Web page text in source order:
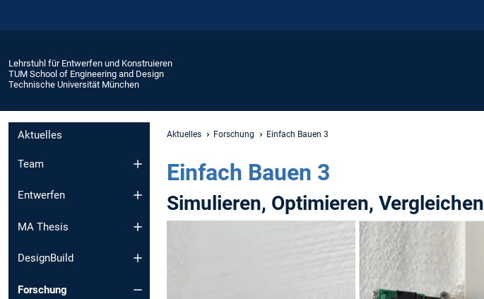
Lehrstuhl für Entwerfen und Konstruieren
TUM School of Engineering and Design
Technische Universität München
Aktuelles
Team
Entwerfen
MA Thesis
DesignBuild
Forschung
Aktuelles Forschung Einfach Bauen 3
Einfach Bauen 3
Simulieren, Optimieren, Vergleichen